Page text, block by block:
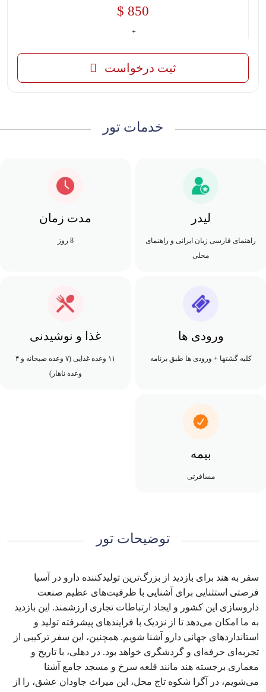
850 $
ثبت درخواست
خدمات تور
لیدر
راهنمای فارسی‌ زبان‌‌ ایرانی و راهنمای
محلی
مدت زمان
8 روز
ورودی ها
کلیه گشتها + ورودی ها طبق برنامه
غذا و نوشیدنی
۱۱ وعده غذایی (۷ وعده صبحانه و ۴
وعده ناهار)
بیمه
مسافرتی
توضیحات تور
سفر به هند برای بازدید از بزرگ‌ترین تولیدکننده دارو در آسیا
فرصتی استثنایی برای آشنایی با ظرفیت‌های عظیم صنعت
داروسازی این کشور و ایجاد ارتباطات تجاری ارزشمند. این بازدید
به ما امکان می‌دهد تا از نزدیک با فرایندهای پیشرفته تولید و
استانداردهای جهانی دارو آشنا شویم. همچنین، این سفر ترکیبی از
تجربه‌ای حرفه‌ای و گردشگری خواهد بود. در دهلی، با تاریخ و
معماری برجسته هند مانند قلعه سرخ و مسجد جامع آشنا
می‌شویم، در آگرا شکوه تاج محل، این میراث جاودان عشق، را از